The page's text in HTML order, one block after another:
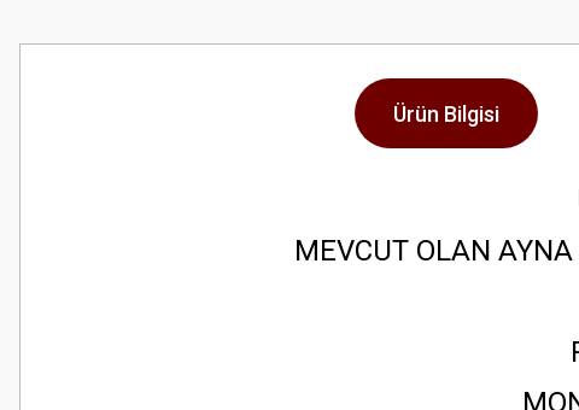
Ürün Bilgisi
MEVCUT OLAN